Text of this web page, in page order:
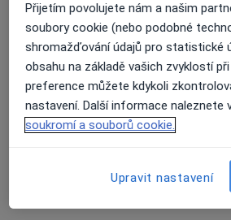
Dostupnost
Na této adrese online kalendář
Co mám v takové situaci udělat?
Způsoby platby (soukromé
Na teto adrese lékař přijímá
Více
o
Přijetím povolujete nám a našim
soubory cookie (nebo podobné
shromažďování údajů pro statistické
obsahu na základě vašich zvyklostí
preference můžete kdykoli
nastavení. Další informace naleznete
soukromí a souborů cookie.
Upravit nastavení